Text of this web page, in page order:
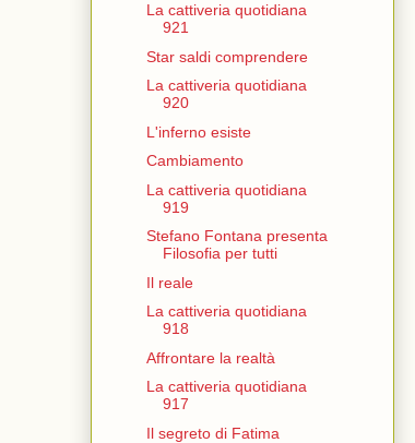
La cattiveria quotidiana
921
Star saldi comprendere
La cattiveria quotidiana
920
L'inferno esiste
Cambiamento
La cattiveria quotidiana
919
Stefano Fontana presenta
Filosofia per tutti
Il reale
La cattiveria quotidiana
918
Affrontare la realtà
La cattiveria quotidiana
917
Il segreto di Fatima